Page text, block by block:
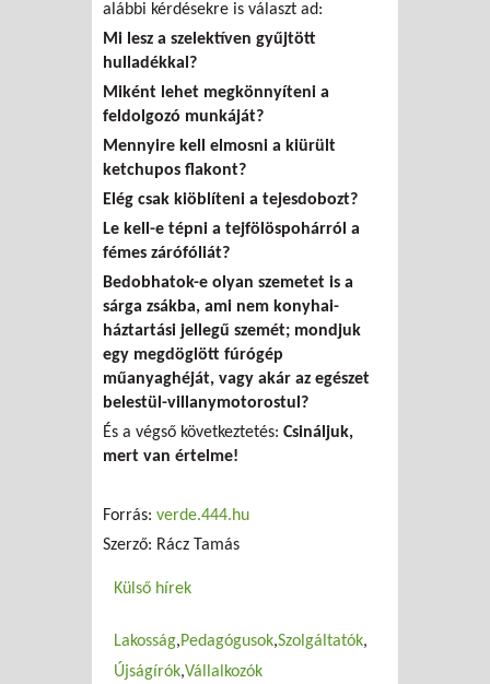
alábbi kérdésekre is választ ad:
Mi lesz a szelektíven gyűjtött
hulladékkal?
Miként lehet megkönnyíteni a
feldolgozó munkáját?
Mennyire kell elmosni a kiürült
ketchupos flakont?
Elég csak kiöblíteni a tejesdobozt?
Le kell-e tépni a tejfölöspohárról a
fémes zárófóliát?
Bedobhatok-e olyan szemetet is a
sárga zsákba, ami nem konyhai-
háztartási jellegű szemét; mondjuk
egy megdöglött fúrógép
műanyaghéját, vagy akár az egészet
belestül-villanymotorostul?
És a végső következtetés: Csináljuk,
mert van értelme!
Forrás: verde.444.hu
Szerző: Rácz Tamás
Külső hírek
Lakosság Pedagógusok Szolgáltatók
Újságírók Vállalkozók